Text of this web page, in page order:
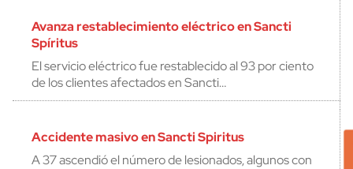
Avanza restablecimiento eléctrico en Sancti
Spíritus
El servicio eléctrico fue restablecido al 93 por ciento
de los clientes afectados en Sancti…
Accidente masivo en Sancti Spiritus
A 37 ascendió el número de lesionados, algunos con